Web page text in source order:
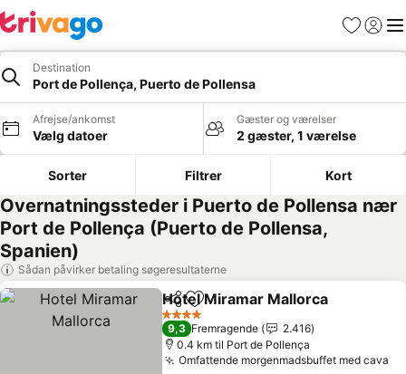
Favoritter
Log ind
Destination
Port de Pollença, Puerto de Pollensa
Afrejse/ankomst
Vælg datoer
Gæster og værelser
2 gæster, 1 værelse
Sorter Filtrer Kort
Overnatningssteder i Puerto de Pollensa nær
Port de Pollença (Puerto de Pollensa,
Spanien)
Sådan påvirker betaling søgeresultaterne
Del Føj til favoritter
Hotel Miramar Mallorca
4 Stjerner
9,3 Fremragende
2.416
0.4 km til Port de Pollença
Omfattende morgenmadsbuffet med cava